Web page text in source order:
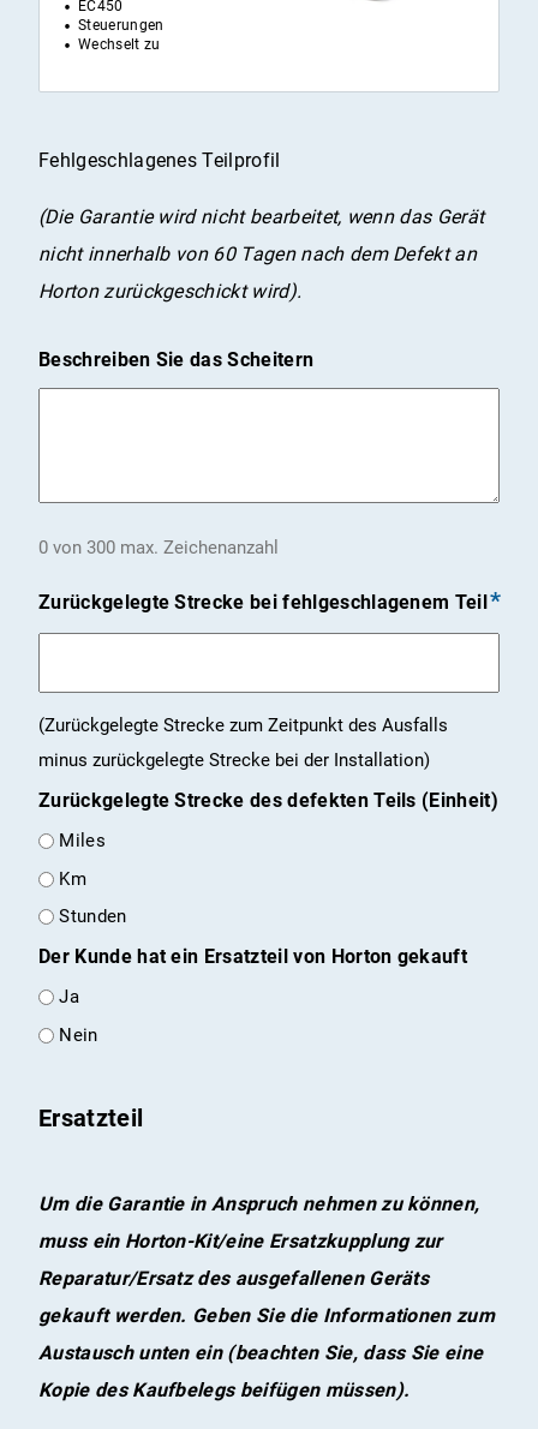
EC450
Steuerungen
Wechselt zu
Fehlgeschlagenes Teilprofil
(Die Garantie wird nicht bearbeitet, wenn das Gerät
nicht innerhalb von 60 Tagen nach dem Defekt an
Horton zurückgeschickt wird).
Beschreiben Sie das Scheitern
0 von 300 max. Zeichenanzahl
Zurückgelegte Strecke bei fehlgeschlagenem Teil
(Zurückgelegte Strecke zum Zeitpunkt des Ausfalls
minus zurückgelegte Strecke bei der Installation)
Zurückgelegte Strecke des defekten Teils (Einheit)
Miles
Km
Stunden
Der Kunde hat ein Ersatzteil von Horton gekauft
Ja
Nein
Ersatzteil
Um die Garantie in Anspruch nehmen zu können,
muss ein Horton-Kit/eine Ersatzkupplung zur
Reparatur/Ersatz des ausgefallenen Geräts
gekauft werden. Geben Sie die Informationen zum
Austausch unten ein (beachten Sie, dass Sie eine
Kopie des Kaufbelegs beifügen müssen).